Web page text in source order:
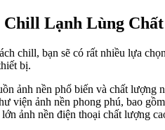
Lạnh Lùng
chill, bạn sẽ có rất nhiều lựa
bị.
ảnh nền phổ biến và chất
viện ảnh nền phong phú, bao
ảnh nền điện thoại chất lượng